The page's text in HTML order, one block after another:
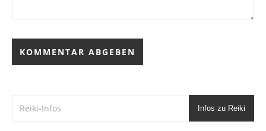
Infos zu Reiki